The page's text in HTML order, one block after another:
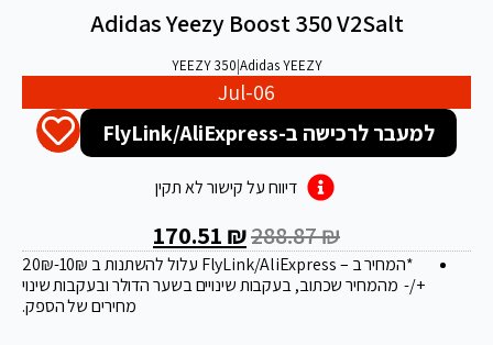
Adidas Yeezy Boost 350 V2Salt
Adidas YEEZY
|
YEEZY 350
Jul-06
למעבר לרכישה ב-FlyLink/AliExpress
דיווח על קישור לא תקין
288.87₪
170.51 ₪
*המחיר ב – FlyLink/AliExpress עלול להשתנות ב 20 ₪-10₪
+/- מהמחיר שכתוב, בעקבות שינויים בשער הדולר ובעקבות שינוי
מחירים של הספק.